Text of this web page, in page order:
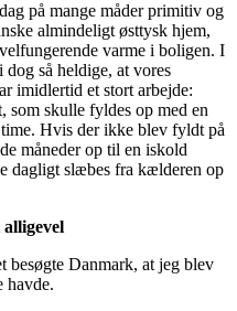
på mange måder primitiv og
almindeligt østtysk hjem,
varme i boligen. I
så heldige, at vores
imidlertid et stort arbejde:
som skulle fyldes op med en
Hvis der ikke blev fyldt på
måneder op til en iskold
dagligt slæbes fra kælderen op
besøgte Danmark, at jeg blev
havde.